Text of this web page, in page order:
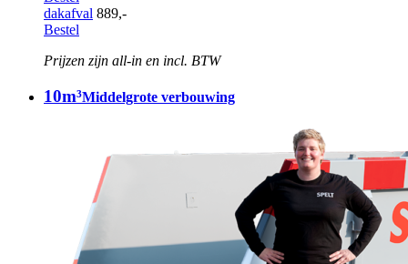
dakafval 889,-
Bestel
Prijzen zijn all-in en incl. BTW
10m³Middelgrote verbouwing